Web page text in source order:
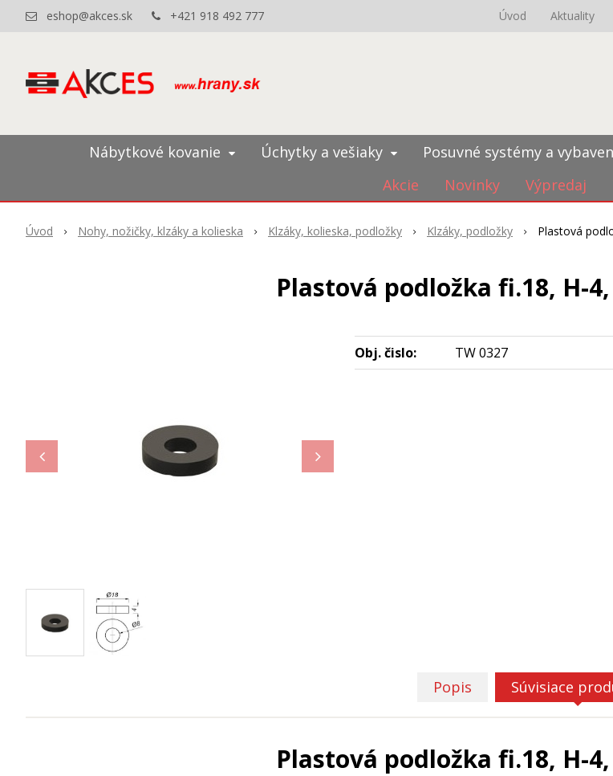
eshop@akces.sk +421 918 492 777 Úvod Aktuality
Nábytkové kovanie Úchytky a vešiaky Posuvné systémy a
Akcie
Novinky Výpredaj
Úvod Nohy, nožičky, klzáky a kolieska Klzáky, kolieska, podložky Klzáky, podložky Plastová
Plastová podložka fi.18, H-
Obj. čislo: TW 0327
Popis Súvisiace
Plastová podložka fi.18, H-